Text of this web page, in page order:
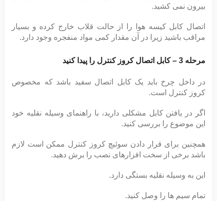
بیرون نمی کشید.
اتصال کابل کیسه هوا را از حالت قلاب خارج کرده و بسیار
مراقب باشید زیرا در آن مقدار کمی مواد منفجره وجود دارد.
مرحله 3 – کابل اتصال کروز کنترل را پیدا کنید
در داخل چرخ باید یک کابل اتصال سفید باشد که مخصوص
کروز کنترل است.
اگر در یافتن کابل مشکلی دارید، با راهنمای وسیله نقلیه خود
این موضوع را بررسی کنید.
همچنین برای قرار دادن سوئیچ کروز کنترل ممکن است لازم
باشد برخی از سخت افزارهای نصب را برش دهید.
این به وسیله نقلیه بستگی دارد.
تمام سیم ها را وصل کنید.